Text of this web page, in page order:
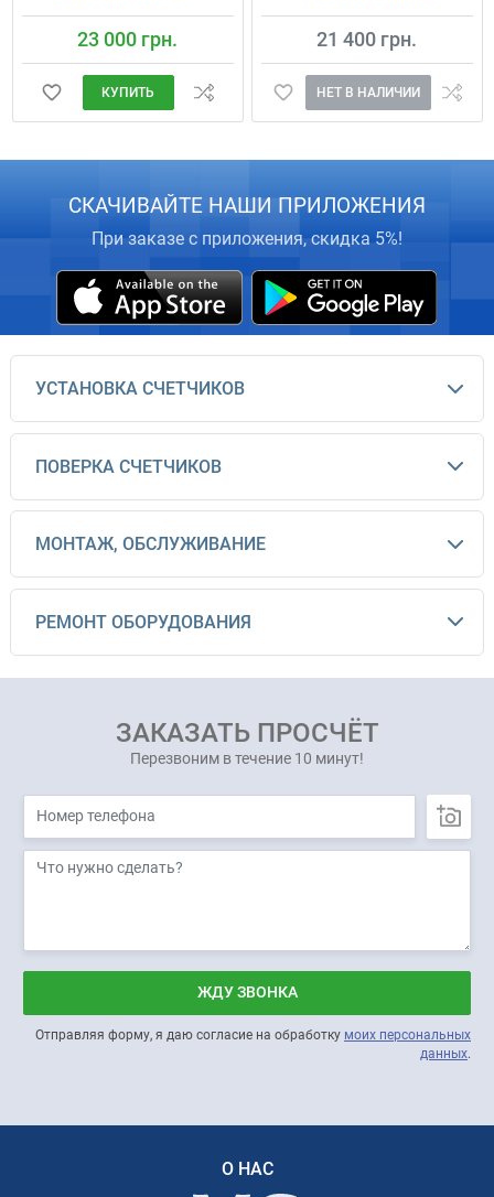
23 000 грн.
КУПИТЬ
21 400 грн.
НЕТ В НАЛИЧИИ
СКАЧИВАЙТЕ НАШИ ПРИЛОЖЕНИЯ
При заказе с приложения, скидка 5%!
УСТАНОВКА СЧЕТЧИКОВ
ПОВЕРКА СЧЕТЧИКОВ
МОНТАЖ, ОБСЛУЖИВАНИЕ
РЕМОНТ ОБОРУДОВАНИЯ
ЗАКАЗАТЬ ПРОСЧЁТ
Перезвоним в течение 10 минут!
ЖДУ ЗВОНКА
Отправляя форму, я даю согласие на обработку моих персональных
данных.
О НАС